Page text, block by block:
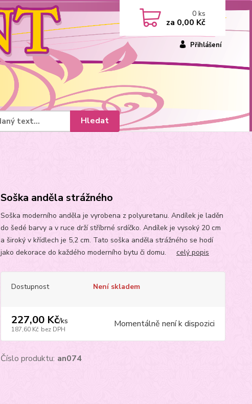
Přihlášení
Hledat
0ks
za 0,00 Kč
Soška anděla strážného
Soška moderního anděla je vyrobena z polyuretanu. Andílek je laděn
do šedé barvy a v ruce drží stříbrné srdíčko. Andílek je vysoký 20 cm
a široký v křídlech je 5,2 cm. Tato soška anděla strážného se hodí
jako dekorace do každého moderního bytu či domu. celý popis
Dostupnost Není skladem
227,00 Kč/ks
187,60 Kč bez DPH Momentálně není k dispozici
Číslo produktu: an074